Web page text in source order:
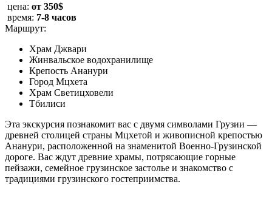
цена: от 350$
время: 7-8 часов
Маршрут:
Храм Джвари
Жинвальское водохранилище
Крепость Ананури
Город Мцхета
Храм Светицховели
Тбилиси
Эта экскурсия познакомит вас с двумя символами Грузии —
древней столицей страны Мцхетой и живописной крепостью
Ананури, расположенной на знаменитой Военно-Грузинской
дороге. Вас ждут древние храмы, потрясающие горные
пейзажи, семейное грузинское застолье и знакомство с
традициями грузинского гостеприимства.